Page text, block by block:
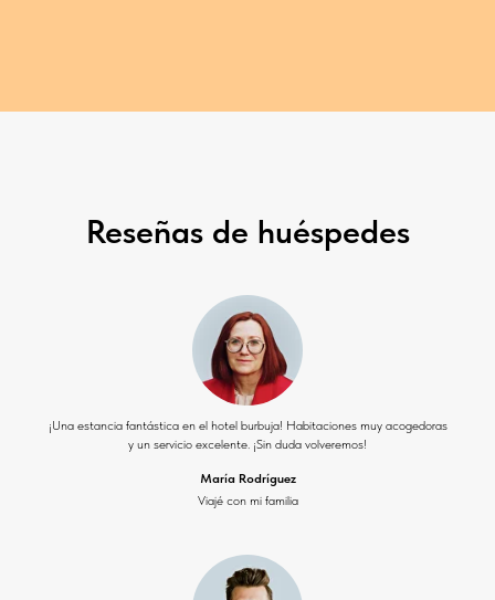
Reseñas de huéspedes
¡Una estancia fantástica en el hotel burbuja! Habitaciones muy acogedoras
y un servicio excelente. ¡Sin duda volveremos!
María Rodríguez
Viajé con mi familia